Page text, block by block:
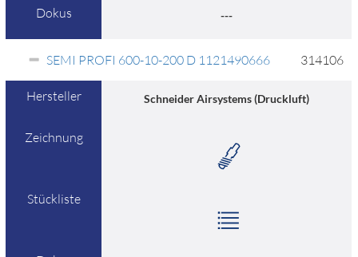
Dokus ---
SEMI PROFI 600-10-200 D 1121490666 314106
Hersteller Schneider Airsystems (Druckluft)
Zeichnung
Stückliste